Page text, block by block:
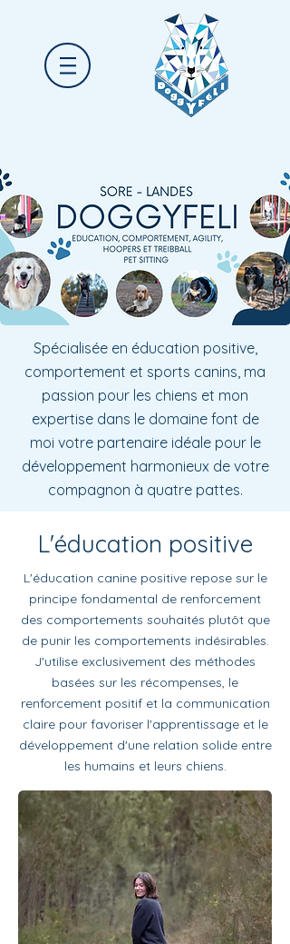
Spécialisée en éducation positive,
comportement et sports canins, ma
passion pour les chiens et mon
expertise dans le domaine font de
moi votre partenaire idéale pour le
développement harmonieux de votre
compagnon à quatre pattes.
L'éducation positive
L'éducation canine positive repose sur le
principe fondamental de renforcement
des comportements souhaités plutôt que
de punir les comportements indésirables.
J'utilise exclusivement des méthodes
basées sur les récompenses, le
renforcement positif et la communication
claire pour favoriser l'apprentissage et le
développement d'une relation solide entre
les humains et leurs chiens.